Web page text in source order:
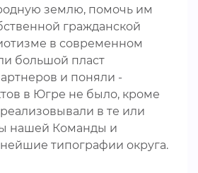
землю, помочь им
гражданской
в современном
большой пласт
и поняли -
в Югре не было, кроме
реализовывали в те или
нашей Команды и
типографии округа.